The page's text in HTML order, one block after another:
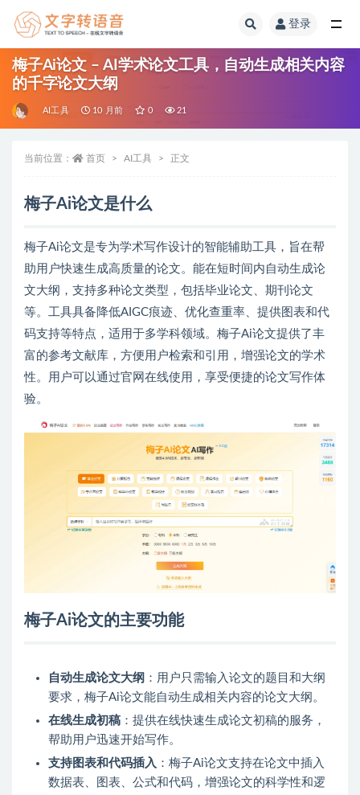
登录
梅子Ai论文 – AI学术论文工具，自动生成相关内容
的千字论文大纲
AI工具 10 月前 0 21
当前位置： 首页 AI工具 正文
梅子Ai论文是什么
梅子Ai论文是专为学术写作设计的智能辅助工具，旨在帮
助用户快速生成高质量的论文。能在短时间内自动生成论
文大纲，支持多种论文类型，包括毕业论文、期刊论文
等。工具具备降低AIGC痕迹、优化查重率、提供图表和代
码支持等特点，适用于多学科领域。梅子Ai论文提供了丰
富的参考文献库，方便用户检索和引用，增强论文的学术
性。用户可以通过官网在线使用，享受便捷的论文写作体
验。
梅子Ai论文的主要功能
自动生成论文大纲 ：用户只需输入论文的题目和大纲
要求，梅子Ai论文能自动生成相关内容的论文大纲。
在线生成初稿 ：提供在线快速生成论文初稿的服务，
帮助用户迅速开始写作。
支持图表和代码插入 ：梅子Ai论文支持在论文中插入
数据表、图表、公式和代码，增强论文的科学性和逻